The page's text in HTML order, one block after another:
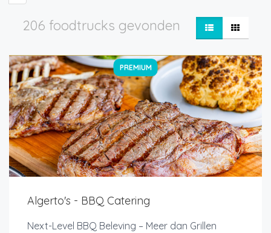
206 foodtrucks gevonden
PREMIUM
Algerto's - BBQ Catering
Next-Level BBQ Beleving – Meer dan Grillen